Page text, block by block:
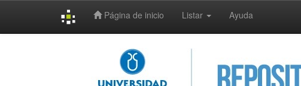
Página de inicio Listar Ayuda